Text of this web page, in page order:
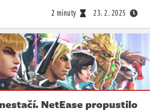
2 minuty 23. 2. 2025
NetEase propustilo